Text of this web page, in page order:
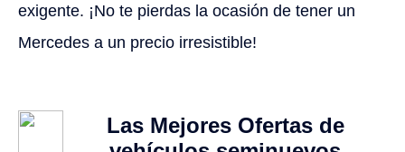
exigente. ¡No te pierdas la ocasión de tener un
Mercedes a un precio irresistible!
Las Mejores Ofertas de